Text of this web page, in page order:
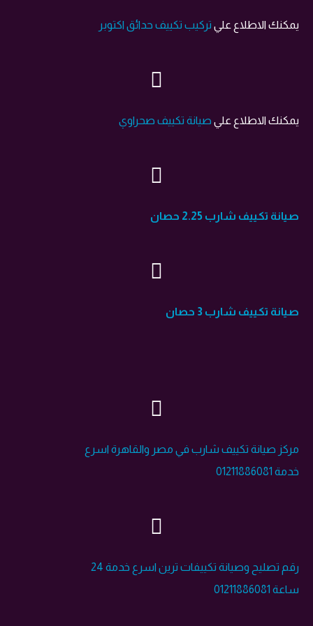
يمكنك الاطلاع علي تركيب تكييف حدائق اكتوبر
يمكنك الاطلاع علي صيانة تكييف صحراوي
صيانة تكييف شارب 2.25 حصان
صيانة تكييف شارب 3 حصان
مركز صيانة تكييف شارب في مصر والقاهرة اسرع
خدمة 01211886081
رقم تصليح وصيانة تكييفات ترين اسرع خدمة 24
ساعة 01211886081